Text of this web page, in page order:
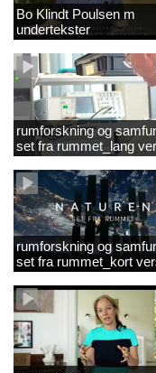
Bo Klindt Poulsen m
undertekster
rumforskning og
set fra rummet_lang
rumforskning og
set fra rummet_kort